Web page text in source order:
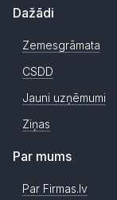
Dažādi
Zemesgrāmata
CSDD
Jauni uzņēmumi
Ziņas
Par mums
Par Firmas.lv